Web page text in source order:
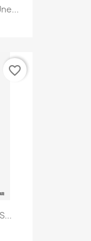
favorite_border